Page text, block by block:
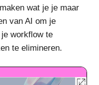
wat je je maar
van AI om je
workflow te
te elimineren.